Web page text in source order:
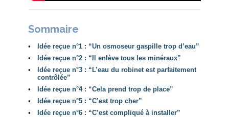
Sommaire
•
Idée reçue n°1 : “Un osmoseur gaspille trop d’eau”
•
Idée reçue n°2 : “Il enlève tous les minéraux”
•
Idée reçue n°3 : “L’eau du robinet est parfaitement
contrôlée”
•
Idée reçue n°4 : “Cela prend trop de place”
•
Idée reçue n°5 : “C’est trop cher”
•
Idée reçue n°6 : “C’est compliqué à installer”